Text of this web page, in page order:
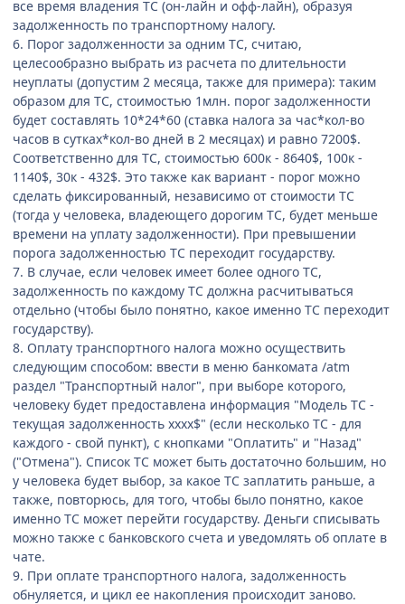
все время владения ТС (он-лайн и офф-лайн), образуя
задолженность по транспортному налогу.
6. Порог задолженности за одним ТС, считаю,
целесообразно выбрать из расчета по длительности
неуплаты (допустим 2 месяца, также для примера): таким
образом для ТС, стоимостью 1млн. порог задолженности
будет составлять 10*24*60 (ставка налога за час*кол-во
часов в сутках*кол-во дней в 2 месяцах) и равно 7200$.
Соответственно для ТС, стоимостью 600к - 8640$, 100к -
1140$, 30к - 432$. Это также как вариант - порог можно
сделать фиксированный, независимо от стоимости ТС
(тогда у человека, владеющего дорогим ТС, будет меньше
времени на уплату задолженности). При превышении
порога задолженностью ТС переходит государству.
7. В случае, если человек имеет более одного ТС,
задолженность по каждому ТС должна расчитываться
отдельно (чтобы было понятно, какое именно ТС переходит
государству).
8. Оплату транспортного налога можно осуществить
следующим способом: ввести в меню банкомата /atm
раздел "Транспортный налог", при выборе которого,
человеку будет предоставлена информация "Модель ТС -
текущая задолженность хххх$" (если несколько ТС - для
каждого - свой пункт), с кнопками "Оплатить" и "Назад"
("Отмена"). Список ТС может быть достаточно большим, но
у человека будет выбор, за какое ТС заплатить раньше, а
также, повторюсь, для того, чтобы было понятно, какое
именно ТС может перейти государству. Деньги списывать
можно также с банковского счета и уведомлять об оплате в
чате.
9. При оплате транспортного налога, задолженность
обнуляется, и цикл ее накопления происходит заново.